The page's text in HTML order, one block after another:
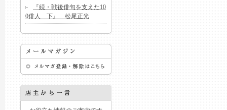
『続・戦後俳句を支えた10
0俳人 下』 松尾正光